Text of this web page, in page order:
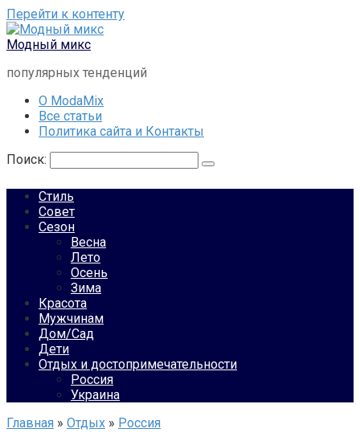
Перейти к контенту
Модный микс
популярных тенденций
О ModaMix
Все статьи
Политика сайта и Контакты
Поиск:
Стиль
Совет
Сезон
Весна
Лето
Осень
Зима
Красота
Мужчинам
Дом/Сад
Дети
Отдых и достопримечательности
Россия
Украина
Главная » Отдых » Россия